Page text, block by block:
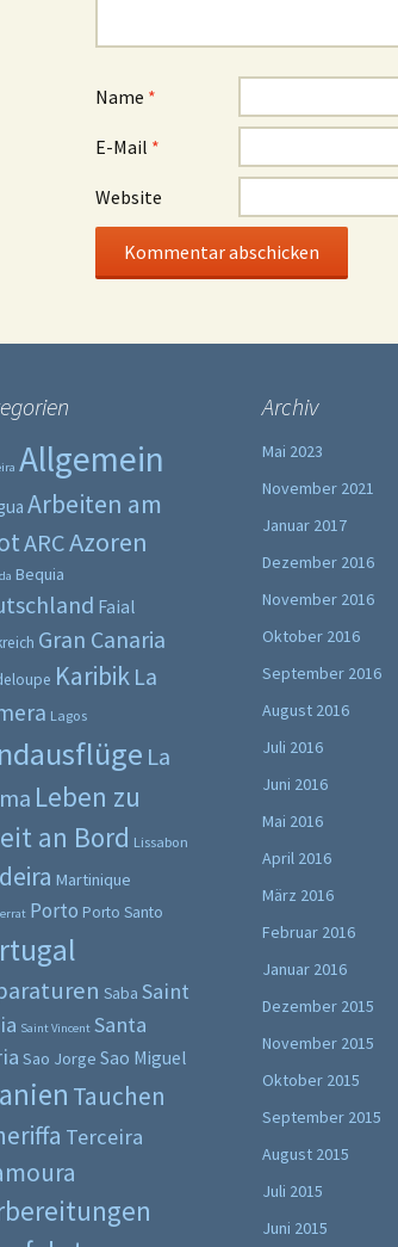
Name *
E-Mail *
Website
Allgemein
Arbeiten am
ARCAzoren
Bequia
Faial
Gran Canaria
Karibik La
Lagos
La
Leben zu
an Bord Lissabon
Martinique
Porto Porto Santo
Saba Saint
Saint Vincent Santa
Sao Jorge Sao Miguel
Tauchen
Terceira
Archiv
Mai 2023
November 2021
Januar 2017
Dezember 2016
November 2016
Oktober 2016
September 2016
August 2016
Juli 2016
Juni 2016
Mai 2016
April 2016
März 2016
Februar 2016
Januar 2016
Dezember 2015
November 2015
Oktober 2015
September 2015
August 2015
Juli 2015
Juni 2015